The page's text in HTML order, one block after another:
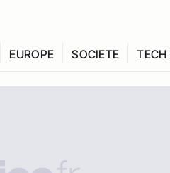
EUROPE SOCIETE TECH